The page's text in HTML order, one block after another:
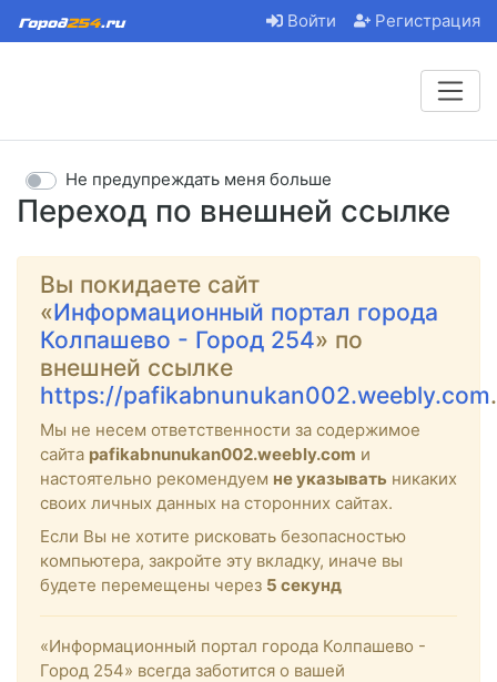
Войти Регистрация
Переход по внешней ссылке
Не предупреждать меня больше
Вы покидаете сайт
«Информационный портал города
Колпашево - Город 254» по
внешней ссылке
https://pafikabnunukan002.weebly.com.
Мы не несем ответственности за содержимое
сайта pafikabnunukan002.weebly.com и
настоятельно рекомендуем не указывать никаких
своих личных данных на сторонних сайтах.
Если Вы не хотите рисковать безопасностью
компьютера, закройте эту вкладку, иначе вы
будете перемещены через 4 секунд
«Информационный портал города Колпашево -
Город 254» всегда заботится о вашей